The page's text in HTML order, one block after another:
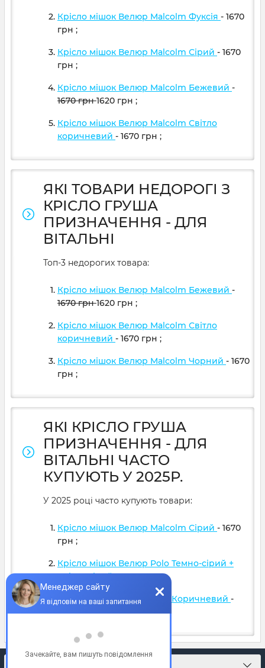
Крісло мішок Велюр Malcolm Фуксія - 1670
грн ;
Крісло мішок Велюр Malcolm Сірий - 1670
грн ;
Крісло мішок Велюр Malcolm Бежевий -
1670грн1620 грн ;
Крісло мішок Велюр Malcolm Світло
коричневий - 1670 грн ;
ЯКІ ТОВАРИ НЕДОРОГІ З
КРІСЛО ГРУША
ПРИЗНАЧЕННЯ - ДЛЯ
ВІТАЛЬНІ
Топ-3 недорогих товара:
Крісло мішок Велюр Malcolm Бежевий -
1670грн1620 грн ;
Крісло мішок Велюр Malcolm Світло
коричневий - 1670 грн ;
Крісло мішок Велюр Malcolm Чорний - 1670
грн ;
ЯКІ КРІСЛО ГРУША
ПРИЗНАЧЕННЯ - ДЛЯ
ВІТАЛЬНІ ЧАСТО
КУПУЮТЬ У 2025Р.
У 2025 році часто купують товари:
Крісло мішок Велюр Malcolm Сірий - 1670
грн ;
Крісло мішок Велюр Polo Темно-сірий +
Світло сірий- 1599грн;
Крісло мішок Велюр Polo Коричневий -
1599грн;